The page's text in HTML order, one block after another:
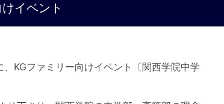
イベント
KGファミリー向けイベント〔関西学院中学